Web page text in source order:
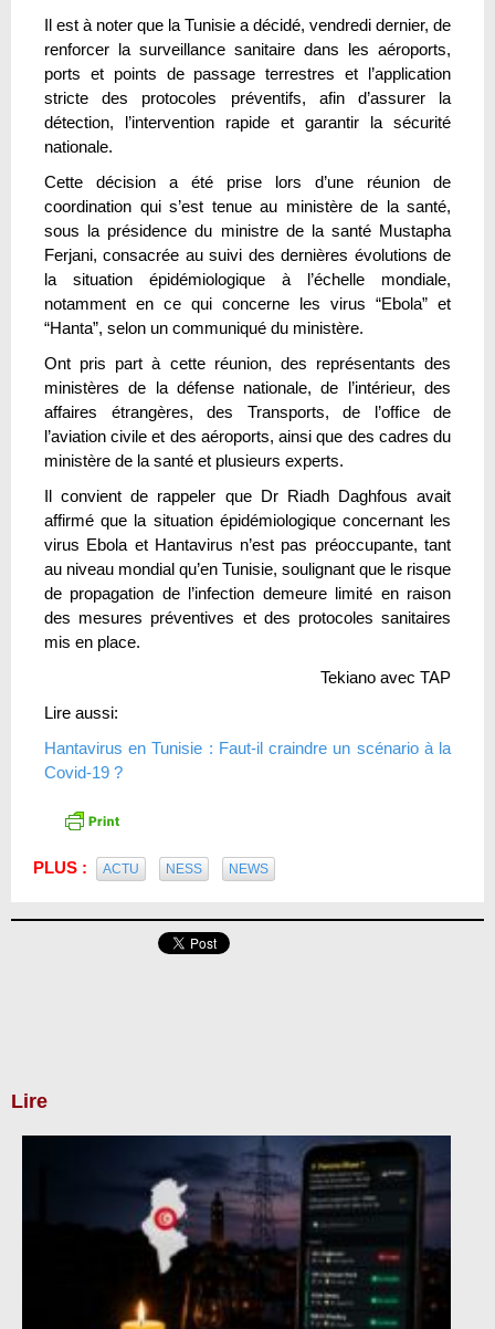
Il est à noter que la Tunisie a décidé, vendredi dernier, de
renforcer la surveillance sanitaire dans les aéroports,
ports et points de passage terrestres et l’application
stricte des protocoles préventifs, afin d’assurer la
détection, l’intervention rapide et garantir la sécurité
nationale.
Cette décision a été prise lors d’une réunion de
coordination qui s’est tenue au ministère de la santé,
sous la présidence du ministre de la santé Mustapha
Ferjani, consacrée au suivi des dernières évolutions de
la situation épidémiologique à l’échelle mondiale,
notamment en ce qui concerne les virus “Ebola” et
“Hanta”, selon un communiqué du ministère.
Ont pris part à cette réunion, des représentants des
ministères de la défense nationale, de l’intérieur, des
affaires étrangères, des Transports, de l’office de
l’aviation civile et des aéroports, ainsi que des cadres du
ministère de la santé et plusieurs experts.
Il convient de rappeler que Dr Riadh Daghfous avait
affirmé que la situation épidémiologique concernant les
virus Ebola et Hantavirus n’est pas préoccupante, tant
au niveau mondial qu’en Tunisie, soulignant que le risque
de propagation de l’infection demeure limité en raison
des mesures préventives et des protocoles sanitaires
mis en place.
Tekiano avec TAP
Lire aussi:
Hantavirus en Tunisie : Faut-il craindre un scénario à la
Covid-19 ?
PLUS : ACTU NESS NEWS
Lire